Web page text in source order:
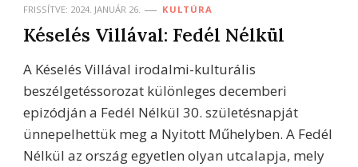
FRISSÍTVE: 2024. JANUÁR 26. KULTÚRA
Késelés Villával: Fedél Nélkül
A Késelés Villával irodalmi-kulturális
beszélgetéssorozat különleges decemberi
epizódján a Fedél Nélkül 30. születésnapját
ünnepelhettük meg a Nyitott Műhelyben. A Fedél
Nélkül az ország egyetlen olyan utcalapja, mely